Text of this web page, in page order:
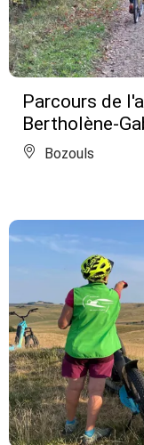
Parcours de
Bertholène-
Bozouls